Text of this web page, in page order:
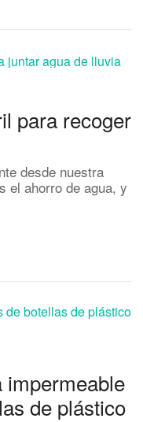
para recoger
desde nuestra
el ahorro de agua, y
impermeable
de plástico